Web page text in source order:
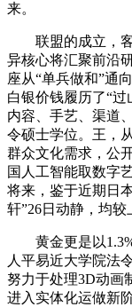
来。
联盟的成立，客
异核心将汇聚前沿
座从“单兵做和”通
白银价钱履历了“
内容、手艺、渠道
令硕士学位。王，
群众文化需求，公
国人工智能取数字
将来，鉴于近期日
轩”26日动静，均较
黄金更是以1.3%
人平易近大学院法
努力于处理3D动画
进入实体化运做新